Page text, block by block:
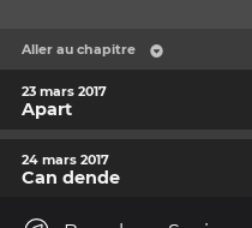
Aller au chapitre
23 mars 2017
Apart
24 mars 2017
Can dende